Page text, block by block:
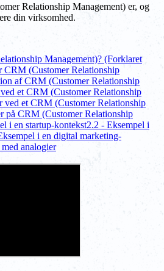
Relationship Management) er, og
din virksomhed.
Management)? (Forklaret
CRM (Customer Relationship
af CRM (Customer Relationship
et CRM (Customer Relationship
ved et CRM (Customer Relationship
på CRM (Customer Relationship
i en startup-kontekst2.2 - Eksempel i
i en digital marketing-
analogier